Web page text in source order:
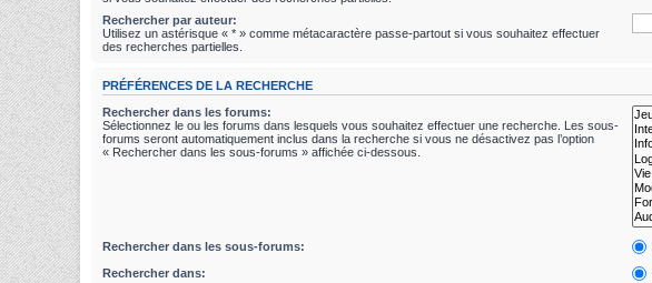
Rechercher par auteur:
Utilisez un astérisque « * » comme métacaractère passe-partout si vous souhaitez effectuer
des recherches partielles.
PRÉFÉRENCES DE LA RECHERCHE
Rechercher dans les forums:
Sélectionnez le ou les forums dans lesquels vous souhaitez effectuer une recherche. Les sous-
forums seront automatiquement inclus dans la recherche si vous ne désactivez pas l’option
« Rechercher dans les sous-forums » affichée ci-dessous.
Rechercher dans les sous-forums:
Rechercher dans: